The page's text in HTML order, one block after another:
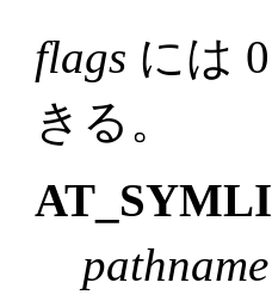
flags には
きる。
pathname